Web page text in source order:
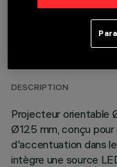
DONNÉES
DESCRIPTION
Projecteur orientable
Ø125 mm, conçu
d'accentuation dans
intègre une source